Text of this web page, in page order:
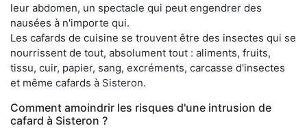
leur abdomen, un spectacle qui peut engendrer des
nausées à n'importe qui.
Les cafards de cuisine se trouvent être des insectes qui se
nourrissent de tout, absolument tout : aliments, fruits,
tissu, cuir, papier, sang, excréments, carcasse d'insectes
et même cafards à Sisteron.
Comment amoindrir les risques d'une intrusion de
cafard à Sisteron ?